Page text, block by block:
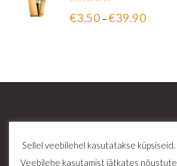
5.00/ 5
€3.50 – €39.90
Sellel veebilehel kasutatakse küpsiseid.
Veebilehe kasutamist jätkates nõustute